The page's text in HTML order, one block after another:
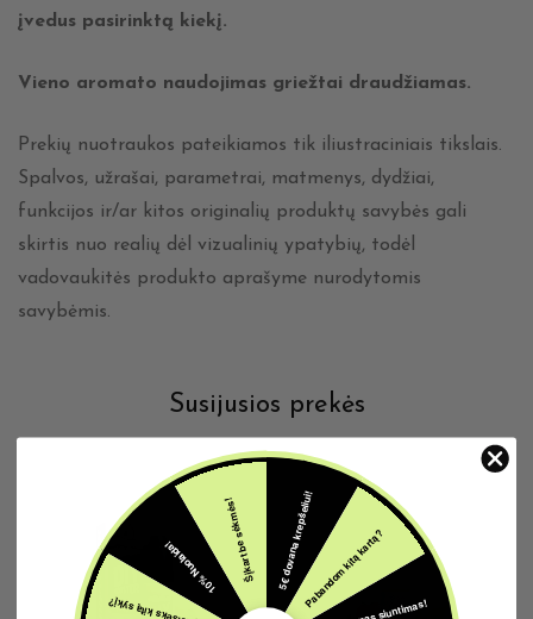
įvedus pasirinktą kiekį.
Vieno aromato naudojimas griežtai draudžiamas.
Prekių nuotraukos pateikiamos tik iliustraciniais tikslais.
Spalvos, užrašai, parametrai, matmenys, dydžiai,
funkcijos ir/ar kitos originalių produktų savybės gali
skirtis nuo realių dėl vizualinių ypatybių, todėl
vadovaukitės produkto aprašyme nurodytomis
savybėmis.
Susijusios prekės
5€ dovana krepšeliui!Pabandom kitą kartą?
10% Nuolaida!Šįkart be sėkmės!